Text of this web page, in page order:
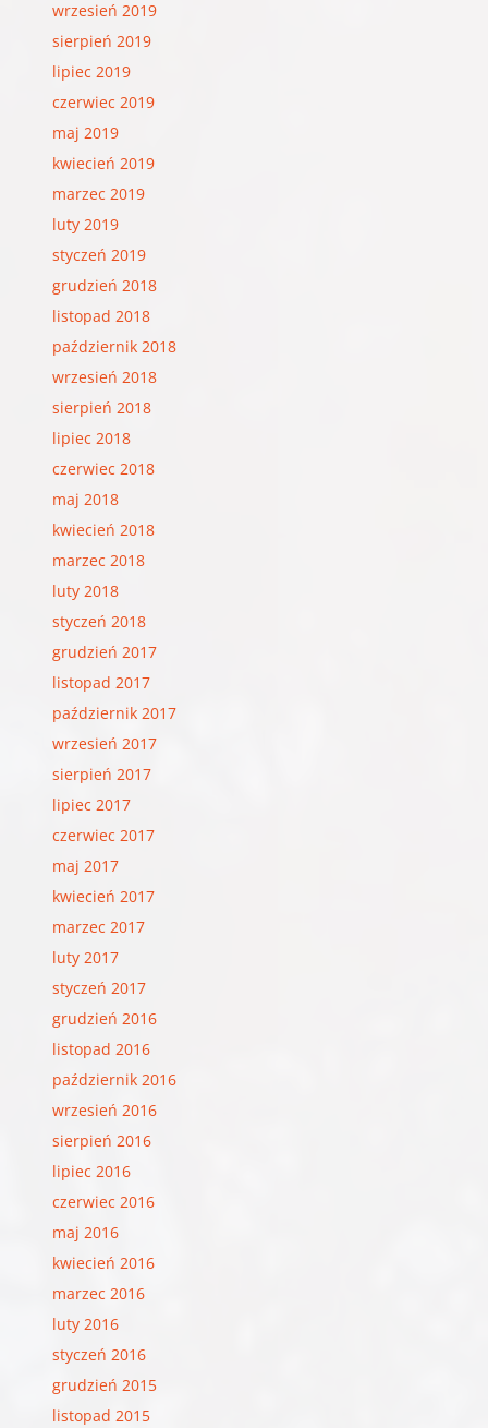
wrzesień 2019
sierpień 2019
lipiec 2019
czerwiec 2019
maj 2019
kwiecień 2019
marzec 2019
luty 2019
styczeń 2019
grudzień 2018
listopad 2018
październik 2018
wrzesień 2018
sierpień 2018
lipiec 2018
czerwiec 2018
maj 2018
kwiecień 2018
marzec 2018
luty 2018
styczeń 2018
grudzień 2017
listopad 2017
październik 2017
wrzesień 2017
sierpień 2017
lipiec 2017
czerwiec 2017
maj 2017
kwiecień 2017
marzec 2017
luty 2017
styczeń 2017
grudzień 2016
listopad 2016
październik 2016
wrzesień 2016
sierpień 2016
lipiec 2016
czerwiec 2016
maj 2016
kwiecień 2016
marzec 2016
luty 2016
styczeń 2016
grudzień 2015
listopad 2015